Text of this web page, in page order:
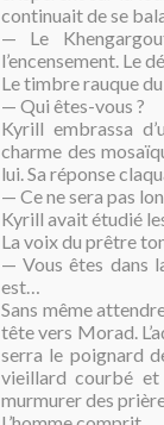
continuait de se
— Le
l’encensement. Le
Le timbre rauque
— Qui êtes-vous ?
Kyrill embrassa
charme des
lui. Sa réponse
— Ce ne sera pas
Kyrill avait étudié
La voix du prêtre
— Vous êtes dans
est…
Sans même
tête vers Morad.
serra le poignard
vieillard courbé et
murmurer des